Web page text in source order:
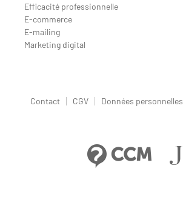
Efficacité professionnelle
E-commerce
E-mailing
Marketing digital
Contact CGV Données personnelles